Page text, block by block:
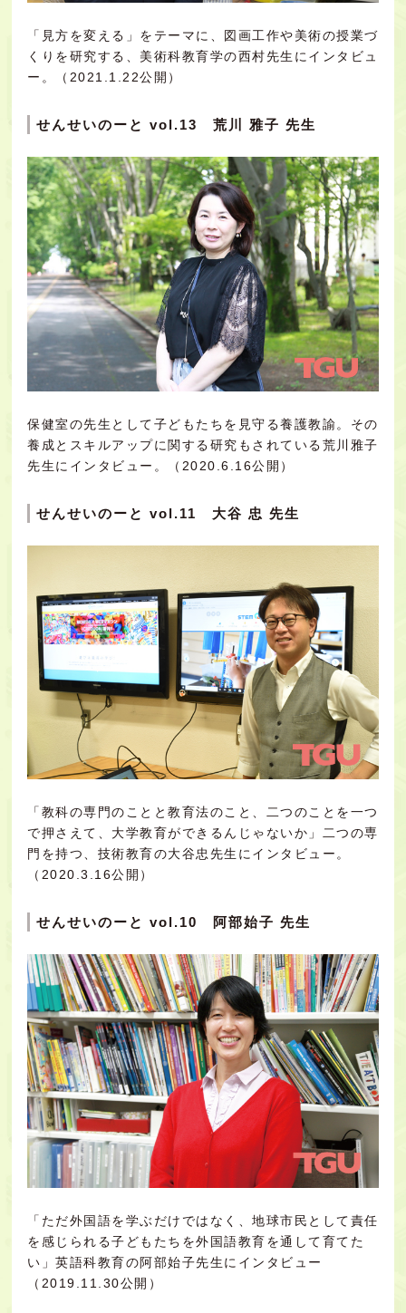
「見方を変える」をテーマに、図画工作や美術の授業づ
くりを研究する、美術科教育学の西村先生にインタビュ
ー。（2021.1.22公開）
せんせいのーと vol.13 荒川 雅子 先生
保健室の先生として子どもたちを見守る養護教諭。その
養成とスキルアップに関する研究もされている荒川雅子
先生にインタビュー。（2020.6.16公開）
せんせいのーと vol.11 大谷 忠 先生
「教科の専門のことと教育法のこと、二つのことを一つ
で押さえて、大学教育ができるんじゃないか」二つの専
門を持つ、技術教育の大谷忠先生にインタビュー。
（2020.3.16公開）
せんせいのーと vol.10 阿部始子 先生
「ただ外国語を学ぶだけではなく、地球市民として責任
を感じられる子どもたちを外国語教育を通して育てた
い」英語科教育の阿部始子先生にインタビュー
（2019.11.30公開）